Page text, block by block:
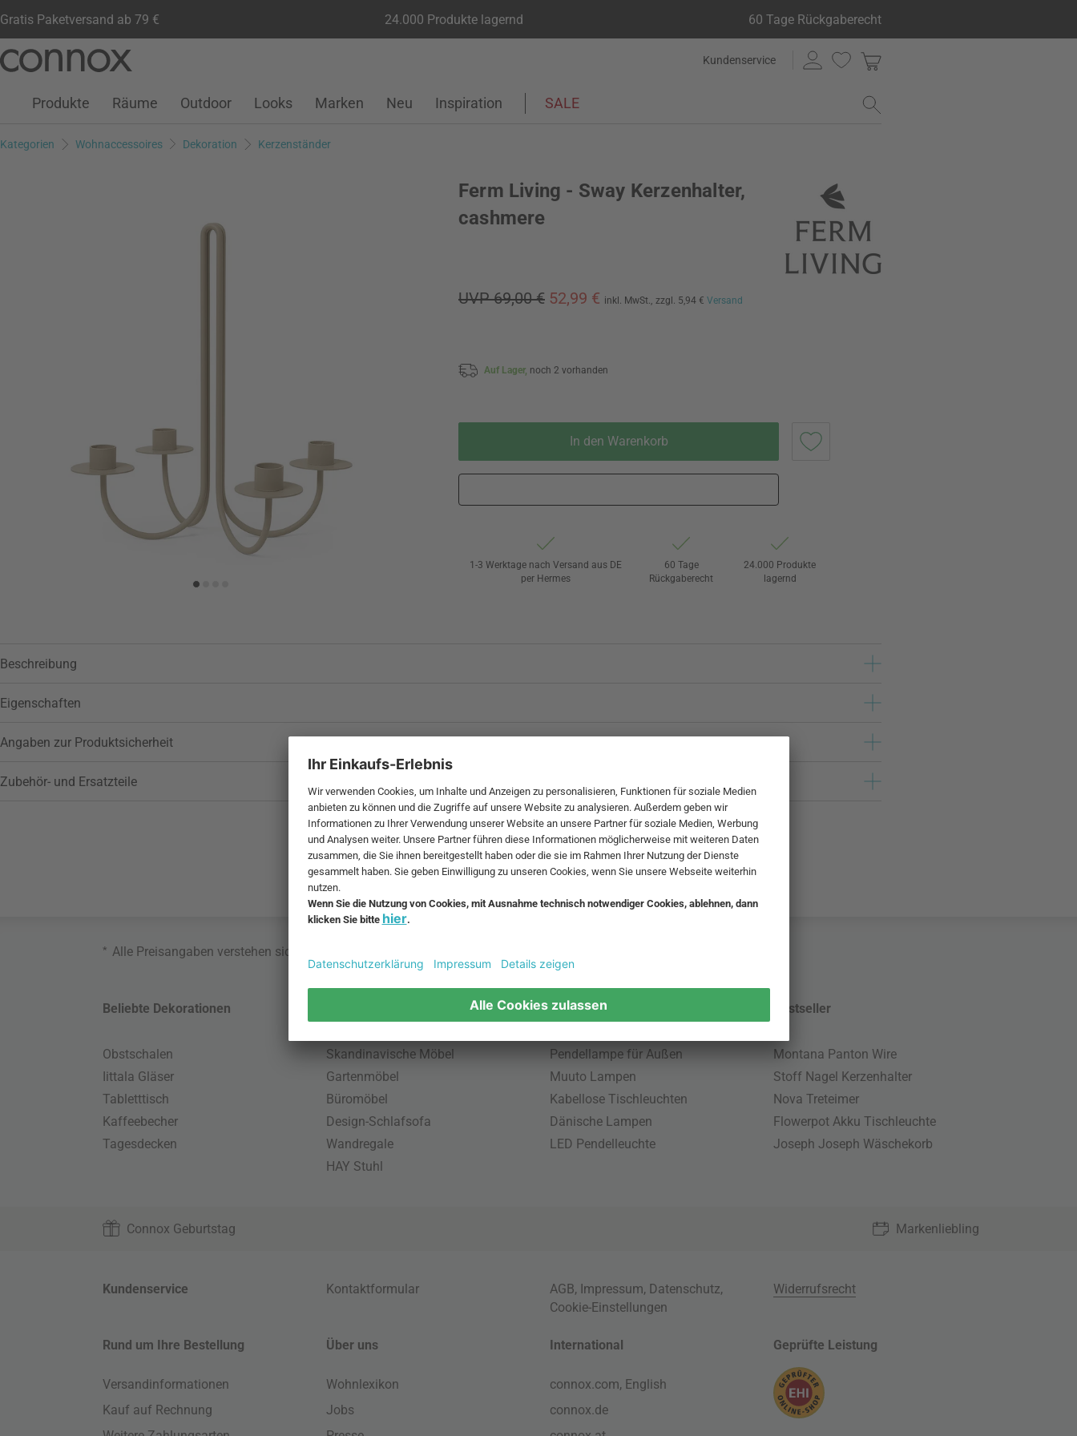
Gratis Paketversand ab 79 € 24.000 Produkte lagernd 60 Tage Rückgaberecht
Seiteninhalt
Suchfeld
Kundenservice
Kundenkonto
Wunschliste
Warenkorb
Produkte Räume Outdoor Looks Marken Neu Inspiration SALE
Kategorien Wohnaccessoires Dekoration Kerzenständer
Ferm Living - Sway Kerzenhalter,
cashmere
UVP 69,00 € 52,99 € inkl. MwSt., zzgl. 5,94 € Versand
Auf Lager, noch 2 vorhanden
In den Warenkorb
1-3 Werktage nach Versand aus DE
per Hermes
60 Tage
Rückgaberecht
24.000 Produkte
lagernd
Beschreibung
Eigenschaften
Angaben zur Produktsicherheit
Zubehör- und Ersatzteile
* Alle Preisangaben verstehen sich inklusive MwSt. und zzgl.
Beliebte Dekorationen
Obstschalen
Iittala Gläser
Tabletttisch
Kaffeebecher
Tagesdecken
Skandinavische Möbel
Gartenmöbel
Büromöbel
Design-Schlafsofa
Wandregale
HAY Stuhl
Beliebte Leuchten
Pendellampe für Außen
Muuto Lampen
Kabellose Tischleuchten
Dänische Lampen
LED Pendelleuchte
Bestseller
Montana Panton Wire
Stoff Nagel Kerzenhalter
Nova Treteimer
Flowerpot Akku Tischleuchte
Joseph Joseph Wäschekorb
Connox Geburtstag Markenliebling
Kundenservice Kontaktformular AGB, Impressum, Datenschutz,
Cookie-Einstellungen
Widerrufsrecht
Rund um Ihre Bestellung
Versandinformationen
Kauf auf Rechnung
Über uns
Wohnlexikon
Jobs
International
connox.com, English
connox.de
Geprüfte Leistung